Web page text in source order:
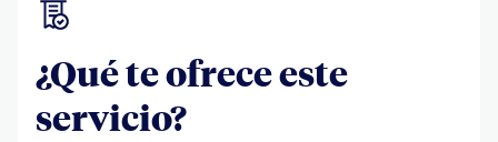
¿Qué te ofrece este
servicio?